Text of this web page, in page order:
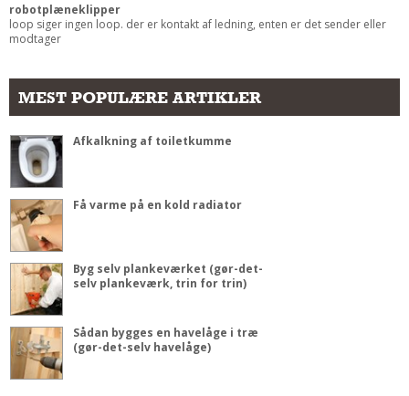
robotplæneklipper
loop siger ingen loop. der er kontakt af ledning, enten er det sender eller
modtager
MEST POPULÆRE ARTIKLER
Afkalkning af toiletkumme
Få varme på en kold radiator
Byg selv plankeværket (gør-det-
selv plankeværk, trin for trin)
Sådan bygges en havelåge i træ
(gør-det-selv havelåge)